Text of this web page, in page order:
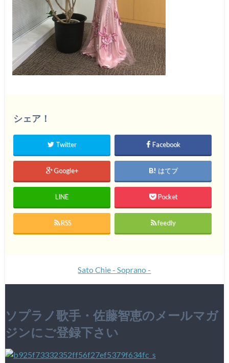
シェア！
Twitter Facebook
Google+ はてブ
LINE Pocket
RSS feedly
Sato Chie - Soprano -
ソプラノ歌手・佐藤智恵のメールマガ
ジンにご登録下さい